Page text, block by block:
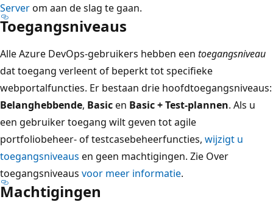
Serverom aan de slag te gaan.
Toegangsniveaus
Alle Azure DevOps-gebruikers hebben een toegangsniveau
dat toegang verleent of beperkt tot specifieke
webportalfuncties. Er bestaan drie hoofdtoegangsniveaus:
Belanghebbende, Basicen Basic + Test-plannen. Als u
een gebruiker toegang wilt geven tot agile
portfoliobeheer- of testcasebeheerfuncties, wijzigt u
toegangsniveaus en geen machtigingen. Zie Over
toegangsniveaus voor meer informatie.
Machtigingen